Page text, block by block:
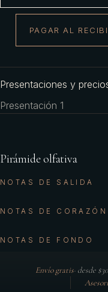
PAGAR AL
Presentaciones y
Presentación 1
Pirámide olfativa
NOTAS DE SALIDA
NOTAS DE CORAZÓN
NOTAS DE FONDO
Envío gratis· desde